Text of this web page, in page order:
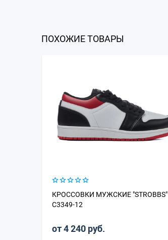
ПОХОЖИЕ ТОВАРЫ
КРОССОВКИ МУЖСКИЕ "STROBBS"
C3349-12
от 4 240 руб.